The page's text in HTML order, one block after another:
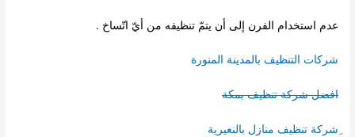
عدم استخدام الفرن إلى أن يتمّ تنظيفه من أيّ اتّساخ .
شركات التنظيف بالمدينة المنورة
افضل شركة تنظيف بمكة
ِشركة تنظيف منازل بالنعيرية